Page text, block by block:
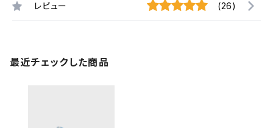
レビュー (26)
最近チェックした商品